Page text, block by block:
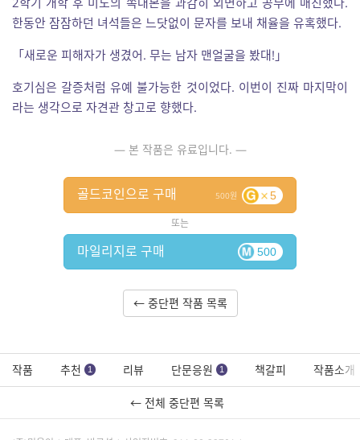
한동안 잠잠하던 녀석들은 느닷없이 문자를 보내 채율을 유혹했다.
「새로운 피해자가 생겼어. 무는 남자 맨얼굴을 봤대!」
호기심은 갈증처럼 유예 불가능한 것이었다. 이번이 진짜 마지막이
라는 생각으로 자견관 창고로 향했다.
— 본 작품은 유료입니다. —
500 5
골드코인으로 구매
또는
500
마일리지로 구매
← 중단편 작품 목록
작품 추천 1 리뷰 단문응원 1 책갈피 작품소개
← 전체 중단편 목록